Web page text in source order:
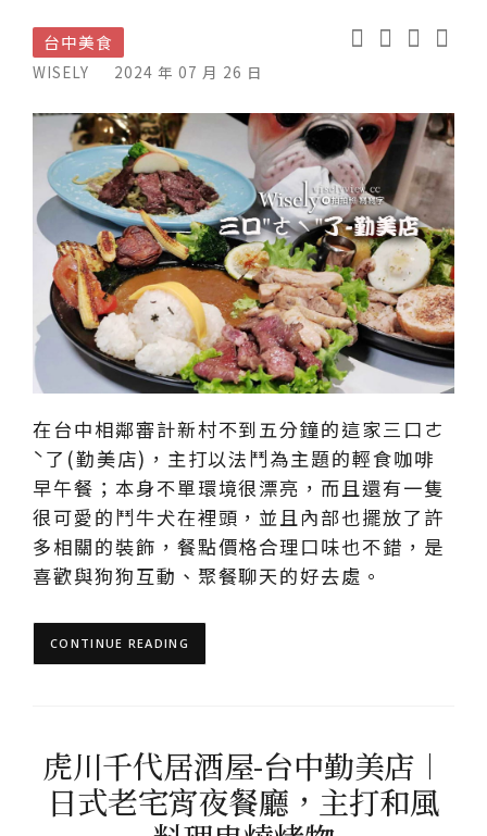
台中美食
WISELY 2024 年 07 月 26 日
在台中相鄰審計新村不到五分鐘的這家三口ㄜ
ˋ了(勤美店)，主打以法鬥為主題的輕食咖啡
早午餐；本身不單環境很漂亮，而且還有一隻
很可愛的鬥牛犬在裡頭，並且內部也擺放了許
多相關的裝飾，餐點價格合理口味也不錯，是
喜歡與狗狗互動、聚餐聊天的好去處。
CONTINUE READING
虎川千代居酒屋-台中勤美店︱
日式老宅宵夜餐廳，主打和風